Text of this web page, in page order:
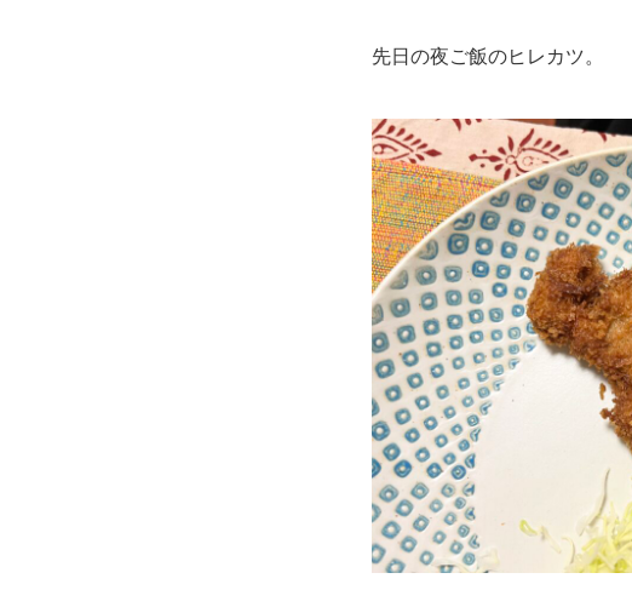
先日の夜ご飯のヒレカツ。